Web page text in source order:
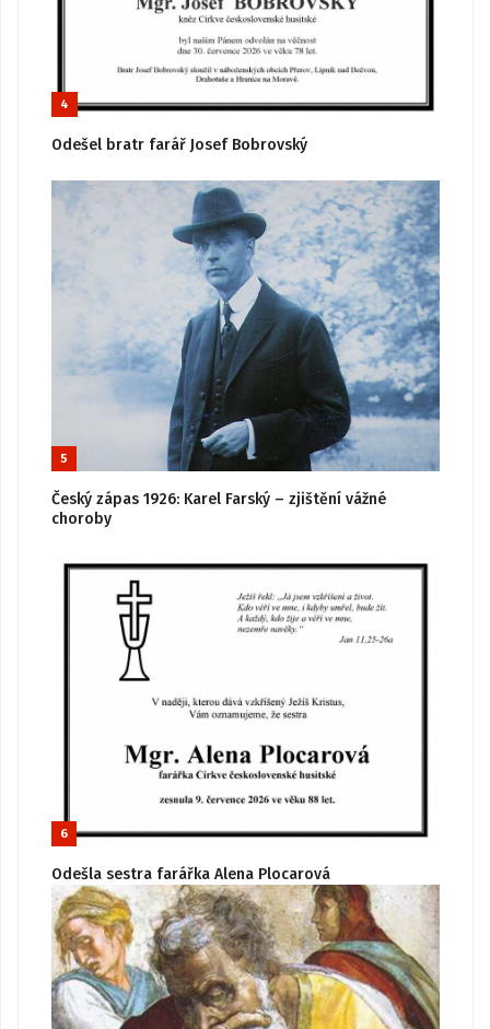
4
Odešel bratr farář Josef Bobrovský
5
Český zápas 1926: Karel Farský – zjištění vážné
choroby
6
Odešla sestra farářka Alena Plocarová